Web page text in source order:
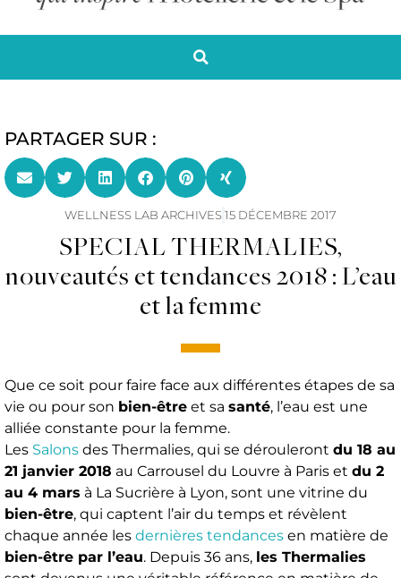
PARTAGER SUR :
WELLNESS LAB ARCHIVES15 DÉCEMBRE 2017
SPECIAL THERMALIES,
nouveautés et tendances 2018 : L’eau
et la femme
Que ce soit pour faire face aux différentes étapes de sa
vie ou pour son bien-être et sa santé, l’eau est une
alliée constante pour la femme.
Les Salons des Thermalies, qui se dérouleront du 18 au
21 janvier 2018 au Carrousel du Louvre à Paris et du 2
au 4 mars à La Sucrière à Lyon, sont une vitrine du
bien-être, qui captent l’air du temps et révèlent
chaque année les dernières tendances en matière de
bien-être par l’eau. Depuis 36 ans, les Thermalies